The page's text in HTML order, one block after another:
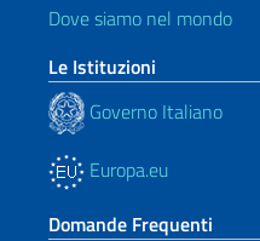
Dove siamo nel mondo
Le Istituzioni
Governo Italiano
Europa.eu
Domande Frequenti